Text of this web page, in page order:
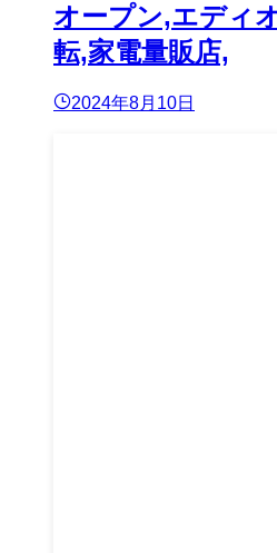
オープン,エディ
転,家電量販店,
2024年8月10日